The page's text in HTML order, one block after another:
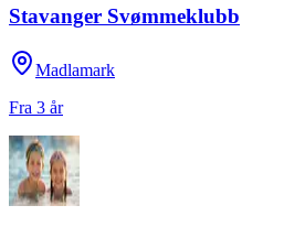
Stavanger Svømmeklubb
Madlamark
Fra 3 år